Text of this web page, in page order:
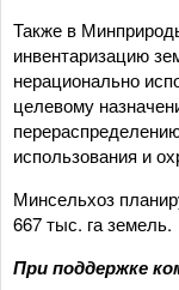
Также в
инвентаризацию
нерационально
целевому
использования и
Минсельхоз
667 тыс. га земель.
При поддержке